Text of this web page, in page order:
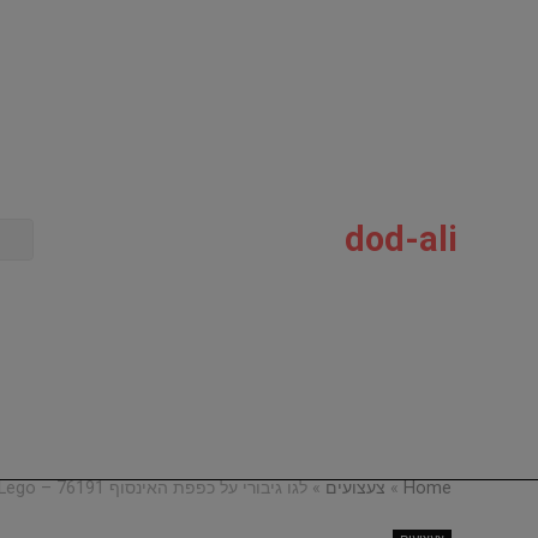
dod-ali
Home
» צעצועים » לגו גיבורי על כפפת האינסוף 76191 – Lego